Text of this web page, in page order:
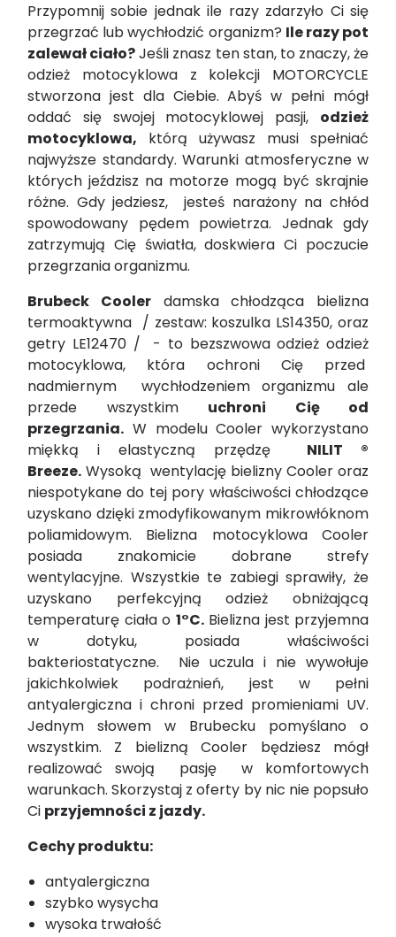
Przypomnij sobie jednak ile razy zdarzyło Ci się
przegrzać lub wychłodzić organizm? Ile razy pot
zalewał ciało?Jeśli znasz ten stan, to znaczy, że
odzież motocyklowa z kolekcji MOTORCYCLE
stworzona jest dla Ciebie. Abyś w pełni mógł
oddać się swojej motocyklowej pasji, odzież
motocyklowa, którą używasz musi spełniać
najwyższe standardy. Warunki atmosferyczne w
których jeździsz na motorze mogą być skrajnie
różne. Gdy jedziesz, jesteś narażony na chłód
spowodowany pędem powietrza. Jednak gdy
zatrzymują Cię światła, doskwiera Ci poczucie
przegrzania organizmu.
Brubeck Coolerdamska chłodząca bielizna
termoaktywna / zestaw: koszulka LS14350, oraz
getry LE12470 /
- to bezszwowa odzież odzież
motocyklowa, która ochroni Cię przed
nadmiernym wychłodzeniem organizmu ale
przede wszystkim uchroni Cię od
przegrzania. W modelu Cooler wykorzystano
miękką i elastyczną przędzę NILIT ®
Breeze. Wysoką wentylację bielizny Cooler oraz
niespotykane do tej pory właściwości chłodzące
uzyskano dzięki zmodyfikowanym mikrowłóknom
poliamidowym. Bielizna motocyklowa Cooler
posiada znakomicie dobrane strefy
wentylacyjne. Wszystkie te zabiegi sprawiły, że
uzyskano perfekcyjną odzież obniżającą
temperaturę ciała o 1°C.Bielizna jest przyjemna
w dotyku, posiada właściwości
bakteriostatyczne. Nie uczula i nie wywołuje
jakichkolwiek podrażnień, jest w pełni
antyalergiczna i chroni przed promieniami UV.
Jednym słowem w Brubecku pomyślano o
wszystkim. Z bielizną Cooler będziesz mógł
realizować swoją pasję w komfortowych
warunkach. Skorzystaj z oferty by nic nie popsuło
Ci przyjemności z jazdy.
Cechy produktu:
antyalergiczna
szybko wysycha
wysoka trwałość